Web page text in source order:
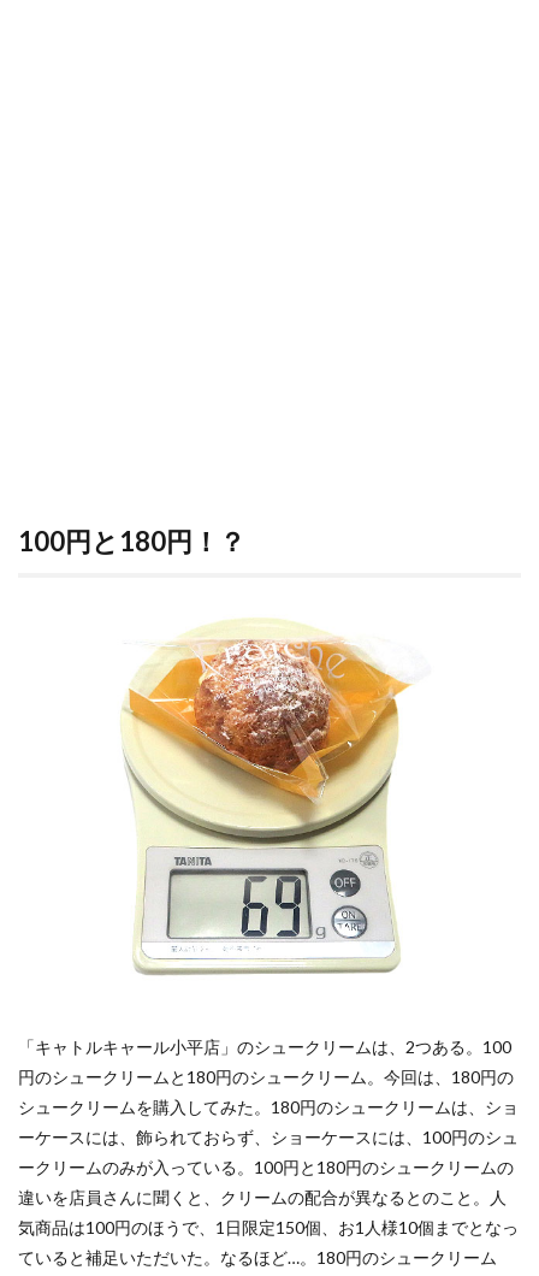
100円と180円！？
「キャトルキャール小平店」のシュークリームは、2つある。100
円のシュークリームと180円のシュークリーム。今回は、180円の
シュークリームを購入してみた。180円のシュークリームは、ショ
ーケースには、飾られておらず、ショーケースには、100円のシュ
ークリームのみが入っている。100円と180円のシュークリームの
違いを店員さんに聞くと、クリームの配合が異なるとのこと。人
気商品は100円のほうで、1日限定150個、お1人様10個までとなっ
ていると補足いただいた。なるほど…。180円のシュークリーム